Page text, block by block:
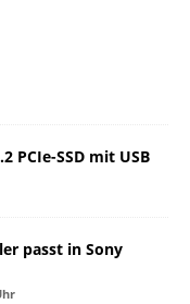
PCIe-SSD mit USB
passt in Sony